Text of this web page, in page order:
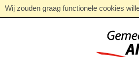
Wij zouden graag functionele cookies